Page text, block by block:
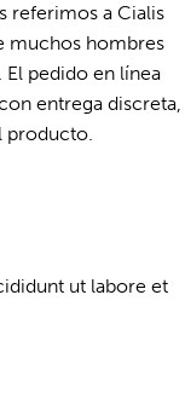
referimos a Cialis
muchos hombres
pedido en línea
entrega discreta,
producto.
ut labore et